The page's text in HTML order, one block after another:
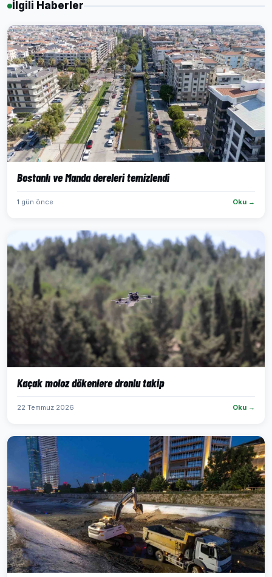
İlgili Haberler
Bostanlı ve Manda dereleri temizlendi
1 gün önce Oku →
Kaçak moloz dökenlere dronlu takip
22 Temmuz 2026 Oku →